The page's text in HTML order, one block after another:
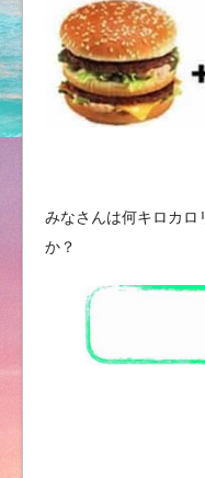
みなさんは何キロカロ
か？